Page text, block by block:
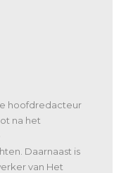
hoofdredacteur
na het
Daarnaast is
van Het